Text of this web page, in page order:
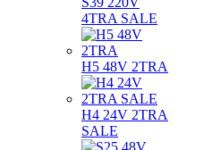
4TRA SALE
H5 48V 2TRA
H4 24V 2TRA
SALE